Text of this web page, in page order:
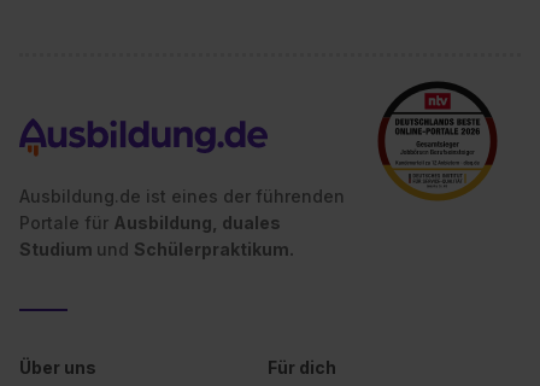
Ausbildung.de ist eines der führenden
Portale für Ausbildung, duales
Studium und Schülerpraktikum.
Über uns
Für dich